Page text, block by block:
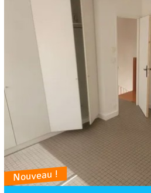
Nouveau !